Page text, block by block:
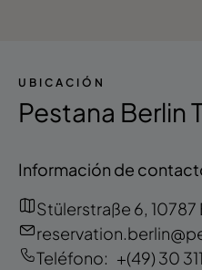
UBICACIÓN
Pestana Berlin
Información de
Stülerstraße 6, 10787
Teléfono: +(49) 30